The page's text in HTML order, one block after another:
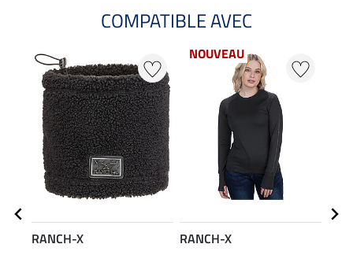
COMPATIBLE AVEC
RANCH-X
NOUVEAU
RANCH-X